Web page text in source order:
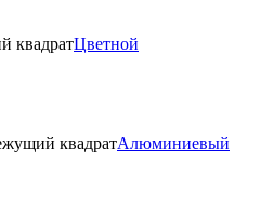
Цветной
Алюминиевый